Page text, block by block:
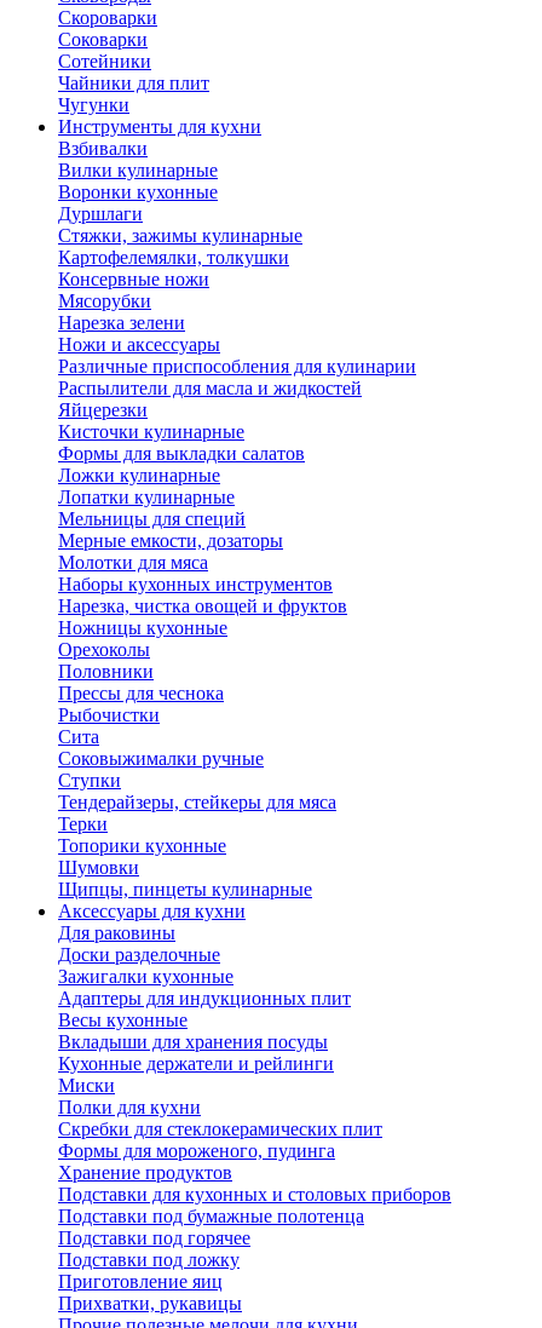
Скороварки
Соковарки
Сотейники
Чайники для плит
Чугунки
Инструменты для кухни
Взбивалки
Вилки кулинарные
Воронки кухонные
Дуршлаги
Стяжки, зажимы кулинарные
Картофелемялки, толкушки
Консервные ножи
Мясорубки
Нарезка зелени
Ножи и аксессуары
Различные приспособления для кулинарии
Распылители для масла и жидкостей
Яйцерезки
Кисточки кулинарные
Формы для выкладки салатов
Ложки кулинарные
Лопатки кулинарные
Мельницы для специй
Мерные емкости, дозаторы
Молотки для мяса
Наборы кухонных инструментов
Нарезка, чистка овощей и фруктов
Ножницы кухонные
Орехоколы
Половники
Прессы для чеснока
Рыбочистки
Сита
Соковыжималки ручные
Ступки
Тендерайзеры, стейкеры для мяса
Терки
Топорики кухонные
Шумовки
Щипцы, пинцеты кулинарные
Аксессуары для кухни
Для раковины
Доски разделочные
Зажигалки кухонные
Адаптеры для индукционных плит
Весы кухонные
Вкладыши для хранения посуды
Кухонные держатели и рейлинги
Миски
Полки для кухни
Скребки для стеклокерамических плит
Формы для мороженого, пудинга
Хранение продуктов
Подставки для кухонных и столовых приборов
Подставки под бумажные полотенца
Подставки под горячее
Подставки под ложку
Приготовление яиц
Прихватки, рукавицы